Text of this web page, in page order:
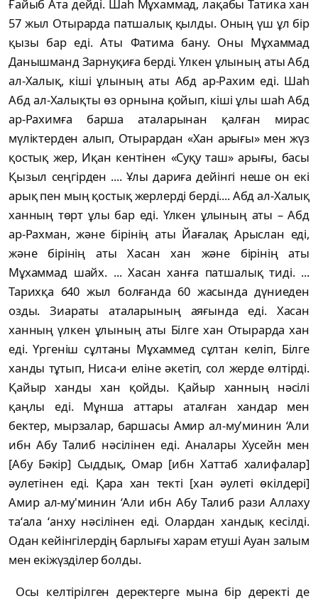
Ғайыб Ата дейді. Шаһ Мұхаммад, лақабы Татика хан
57 жыл Отырарда патшалық қылды. Оның үш ұл бір
қызы бар еді. Аты Фатима бану. Оны Мұхаммад
Данышманд Зарнуқиға берді. Үлкен ұлының аты Абд
ал-Халық, кіші ұлының аты Абд ар-Рахим еді. Шаһ
Абд ал-Халықты өз орнына қойып, кіші ұлы шаһ Абд
ар-Рахимға барша аталарынан қалған мирас
мүліктерден алып, Отырардан «Хан арығы» мен жүз
қостық жер, Иқан кентінен «Суқу таш» арығы, басы
Қызыл сеңгірден .... Ұлы дариға дейінгі неше он екі
арық пен мың қостық жерлерді берді.... Абд ал-Халық
ханның төрт ұлы бар еді. Үлкен ұлының аты – Абд
ар-Рахман, және бірінің аты Йағалақ Арыслан еді,
және бірінің аты Хасан хан және бірінің аты
Мұхаммад шайх. ... Хасан ханға патшалық тиді. ...
Тарихқа 640 жыл болғанда 60 жасында дүниеден
озды. Зиараты аталарының аяғында еді. Хасан
ханның үлкен ұлының аты Білге хан Отырарда хан
еді. Үргеніш сұлтаны Мұхаммед сұлтан келіп, Білге
ханды тұтып, Ниса-и еліне әкетіп, сол жерде өлтірді.
Қайыр ханды хан қойды. Қайыр ханның нәсілі
қаңлы еді. Мұнша аттары аталған хандар мен
бектер, мырзалар, баршасы Амир ал-му'минин ‘Али
ибн Абу Талиб нәсілінен еді. Аналары Хусейн мен
[Абу Бәкір] Сыддық, Омар [ибн Хаттаб халифалар]
әулетінен еді. Қара хан текті [хан әулеті өкілдері]
Амир ал-му'минин ‘Али ибн Абу Талиб рази Аллаху
та‘ала ‘анху нәсілінен еді. Олардан хандық кесілді.
Одан кейінгілердің барлығы харам етуші Ауан залым
мен екіжүзділер болды.
Осы келтірілген деректерге мына бір деректі де